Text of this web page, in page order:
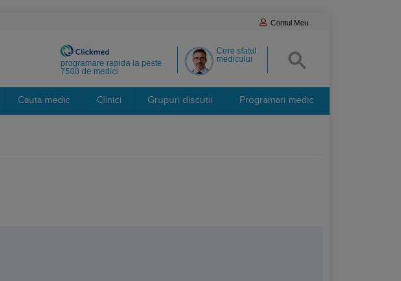
Contul Meu
Cere sfatul
medicului
programare rapida la peste
7500 de medici
Cauta medic Clinici Grupuri discutii Programari medic